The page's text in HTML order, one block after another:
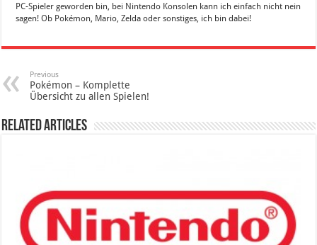
PC-Spieler geworden bin, bei Nintendo Konsolen kann ich einfach nicht nein
sagen! Ob Pokémon, Mario, Zelda oder sonstiges, ich bin dabei!
Previous
Pokémon – Komplette
Übersicht zu allen Spielen!
Related Articles